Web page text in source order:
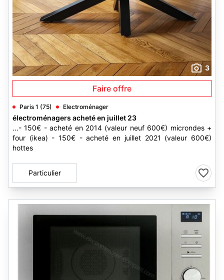
3
Faire offre
Paris 1 (75) Electroménager
électroménagers acheté en juillet 23
...- 150€ - acheté en 2014 (valeur neuf 600€) microndes +
four (ikea) - 150€ - acheté en juillet 2021 (valeur 600€)
hottes
Particulier